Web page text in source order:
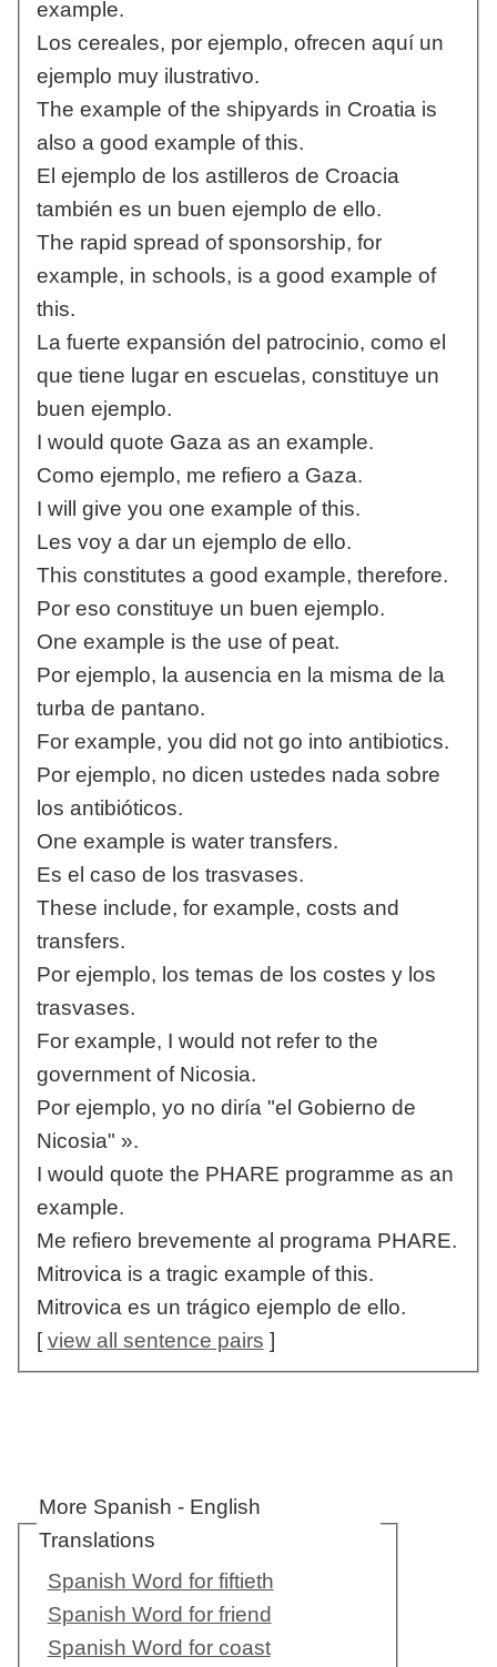
example.
Los cereales, por ejemplo, ofrecen aquí un
ejemplo muy ilustrativo.
The example of the shipyards in Croatia is
also a good example of this.
El ejemplo de los astilleros de Croacia
también es un buen ejemplo de ello.
The rapid spread of sponsorship, for
example, in schools, is a good example of
this.
La fuerte expansión del patrocinio, como el
que tiene lugar en escuelas, constituye un
buen ejemplo.
I would quote Gaza as an example.
Como ejemplo, me refiero a Gaza.
I will give you one example of this.
Les voy a dar un ejemplo de ello.
This constitutes a good example, therefore.
Por eso constituye un buen ejemplo.
One example is the use of peat.
Por ejemplo, la ausencia en la misma de la
turba de pantano.
For example, you did not go into antibiotics.
Por ejemplo, no dicen ustedes nada sobre
los antibióticos.
One example is water transfers.
Es el caso de los trasvases.
These include, for example, costs and
transfers.
Por ejemplo, los temas de los costes y los
trasvases.
For example, I would not refer to the
government of Nicosia.
Por ejemplo, yo no diría "el Gobierno de
Nicosia" ».
I would quote the PHARE programme as an
example.
Me refiero brevemente al programa PHARE.
Mitrovica is a tragic example of this.
Mitrovica es un trágico ejemplo de ello.
[view all sentence pairs ]
More Spanish - English
Translations
Spanish Word for fiftieth
Spanish Word for friend
Spanish Word for coast